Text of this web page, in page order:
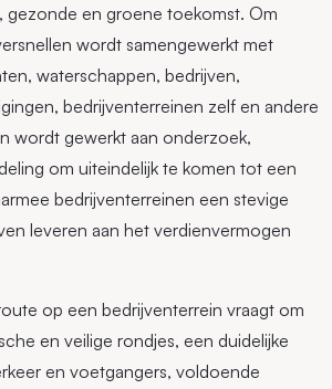
gezonde en groene toekomst. Om
wordt samengewerkt met
waterschappen, bedrijven,
bedrijventerreinen zelf en andere
wordt gewerkt aan onderzoek,
om uiteindelijk te komen tot een
bedrijventerreinen een stevige
leveren aan het verdienvermogen
op een bedrijventerrein vraagt om
en veilige rondjes, een duidelijke
en voetgangers, voldoende